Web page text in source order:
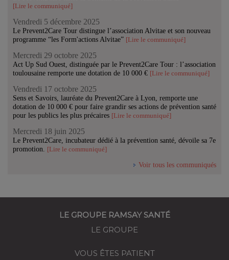
[Lire le communiqué]
Vendredi 5 décembre 2025
Le Prevent2Care Tour distingue l’association Alvitae et son nouveau
programme “les Form'actions Alvitae” [Lire le communiqué]
Mercredi 29 octobre 2025
Act Up Sud Ouest, distinguée par le Prevent2Care Tour : l’association
toulousaine remporte une dotation de 10 000 € [Lire le communiqué]
Vendredi 17 octobre 2025
Sens et Savoirs, lauréate du Prevent2Care à Lyon, remporte une
dotation de 10 000 € pour faire grandir ses actions de prévention santé
pour les publics les plus précaires [Lire le communiqué]
Mercredi 18 juin 2025
Le Prevent2Care, incubateur dédié à la prévention santé, dévoile sa 7e
promotion. [Lire le communiqué]
Voir tous les communiqués
LE GROUPE RAMSAY SANTÉ
LE GROUPE
VOUS ÊTES PATIENT